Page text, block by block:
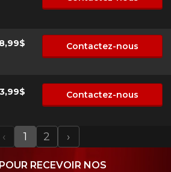
Contactez-nous
Contactez-nous
Previous
‹ 1 2 Next
›
RECEVOIR NOS